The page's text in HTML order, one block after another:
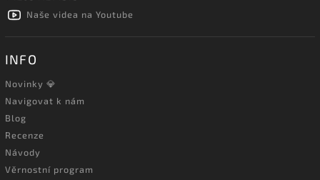
Naše videa na Youtube
INFO
Novinky 💎
Navigovat k nám
Blog
Recenze
Návody
Věrnostní program